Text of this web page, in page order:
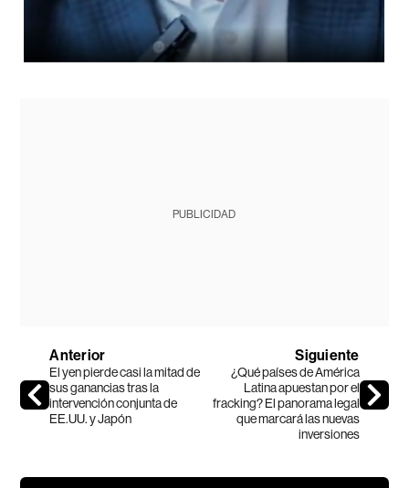
PUBLICIDAD
Anterior
El yen pierde casi la mitad de
sus ganancias tras la
intervención conjunta de
EE.UU. y Japón
Siguiente
¿Qué países de América
Latina apuestan por el
fracking? El panorama legal
que marcará las nuevas
inversiones